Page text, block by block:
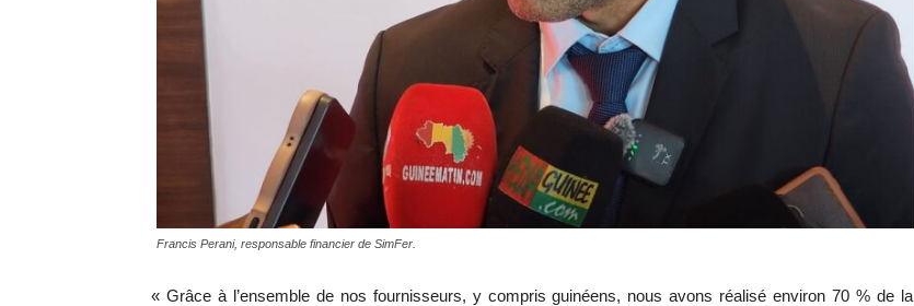
Francis Perani, responsable financier de SimFer.
« Grâce à l’ensemble de nos fournisseurs, y compris guinéens, nous avons réalisé environ 70 % de la